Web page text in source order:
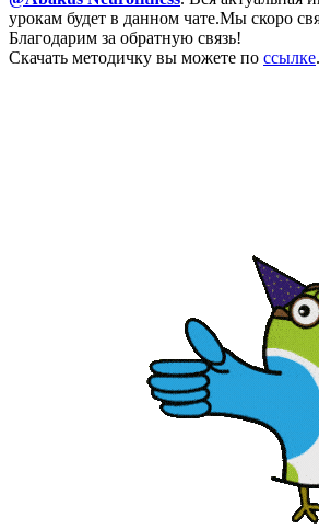
урокам будет в данном чате.Мы скоро
Благодарим за обратную связь!
Скачать методичку вы можете по ссылке.